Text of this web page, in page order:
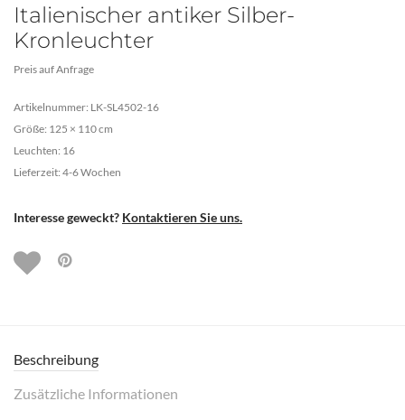
Italienischer antiker Silber-
Kronleuchter
Preis auf Anfrage
Artikelnummer: LK-SL4502-16
Größe: 125 × 110 cm
Leuchten: 16
Lieferzeit: 4-6 Wochen
Interesse geweckt? Kontaktieren Sie uns.
Beschreibung
Zusätzliche Informationen